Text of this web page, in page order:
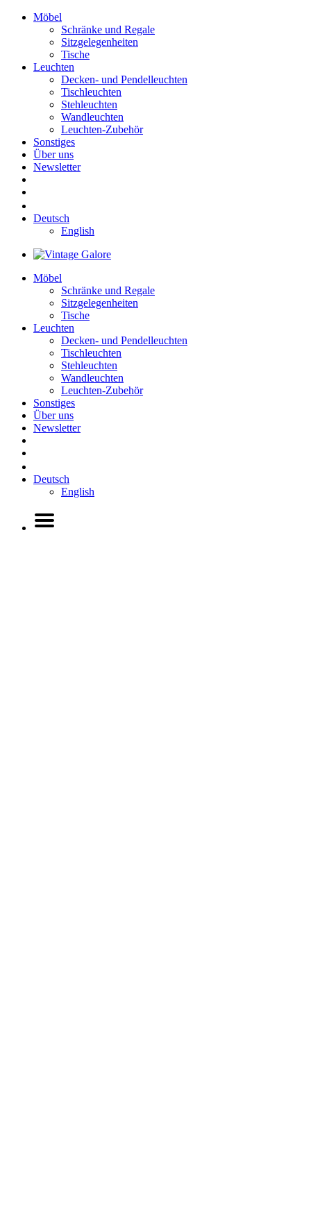
Möbel
Schränke und Regale
Sitzgelegenheiten
Tische
Leuchten
Decken- und Pendelleuchten
Tischleuchten
Stehleuchten
Wandleuchten
Leuchten-Zubehör
Sonstiges
Über uns
Newsletter
Deutsch
English
Möbel
Schränke und Regale
Sitzgelegenheiten
Tische
Leuchten
Decken- und Pendelleuchten
Tischleuchten
Stehleuchten
Wandleuchten
Leuchten-Zubehör
Sonstiges
Über uns
Newsletter
Deutsch
English